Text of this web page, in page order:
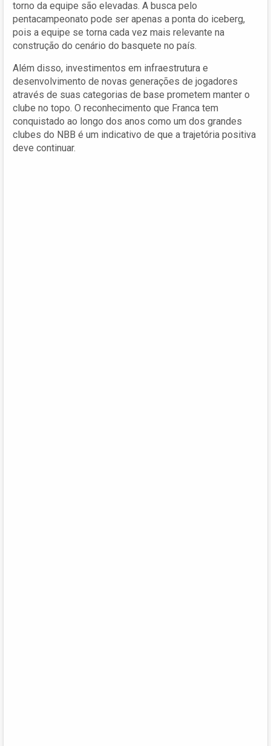
torno da equipe são elevadas. A busca pelo
pentacampeonato pode ser apenas a ponta do iceberg,
pois a equipe se torna cada vez mais relevante na
construção do cenário do basquete no país.
Além disso, investimentos em infraestrutura e
desenvolvimento de novas generações de jogadores
através de suas categorias de base prometem manter o
clube no topo. O reconhecimento que Franca tem
conquistado ao longo dos anos como um dos grandes
clubes do NBB é um indicativo de que a trajetória positiva
deve continuar.